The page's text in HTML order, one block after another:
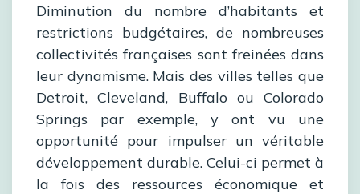
Diminution du nombre d’habitants et
restrictions budgétaires, de nombreuses
collectivités françaises sont freinées dans
leur dynamisme. Mais des villes telles que
Detroit, Cleveland, Buffalo ou Colorado
Springs par exemple, y ont vu une
opportunité pour impulser un véritable
développement durable. Celui-ci permet à
la fois des ressources économique et